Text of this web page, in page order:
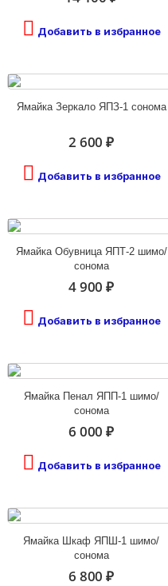
Добавить в избранное
Ямайка Зеркало ЯПЗ-1 сонома
2 600 ₽
Добавить в избранное
Ямайка Обувница ЯПТ-2 шимо/
сонома
4 900 ₽
Добавить в избранное
Ямайка Пенал ЯПП-1 шимо/
сонома
6 000 ₽
Добавить в избранное
Ямайка Шкаф ЯПШ-1 шимо/
сонома
6 800 ₽